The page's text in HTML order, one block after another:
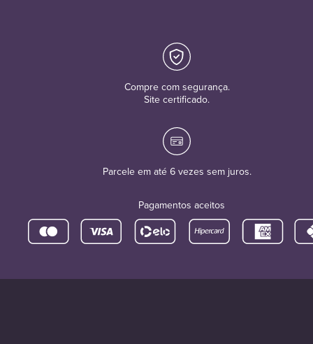
Compre com segurança.
Site certificado.
Parcele em até 6 vezes sem juros.
Pagamentos aceitos